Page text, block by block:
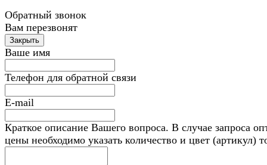
Обратный звонок
Вам перезвонят
Ваше имя
Телефон для обратной связи
E-mail
Краткое описание Вашего вопроса. В случае запроса
цены необходимо указать количество и цвет (артикул)